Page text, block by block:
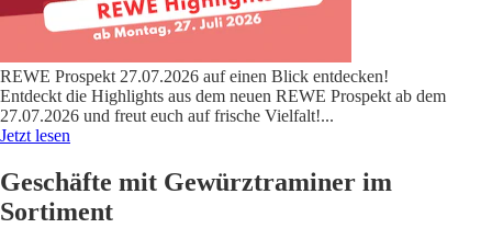
REWE Prospekt 27.07.2026 auf einen Blick entdecken!
Entdeckt die Highlights aus dem neuen REWE Prospekt ab dem
27.07.2026 und freut euch auf frische Vielfalt!...
Jetzt lesen
Geschäfte mit Gewürztraminer im
Sortiment